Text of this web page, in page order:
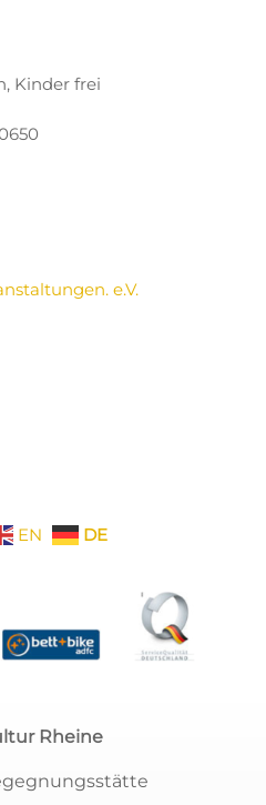
Kinder frei
e.V.
EN DE
Rheine